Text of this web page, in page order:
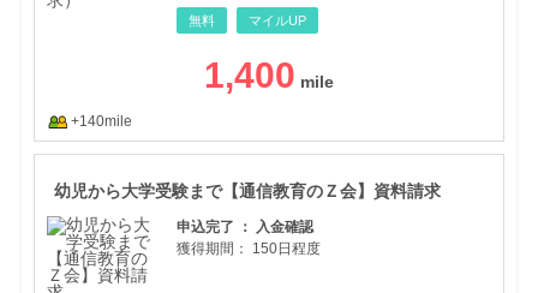
無料 マイルUP
1,400
+140mile
幼児から大学受験まで【通信教育のＺ会】資料請求
申込完了 ： 入金確認
獲得期間：
150日程度